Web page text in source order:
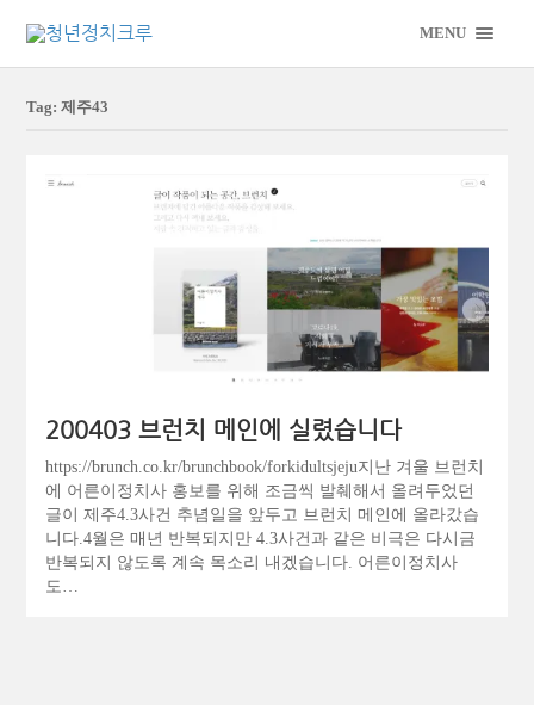
MENU
Tag: 제주43
200403 브런치 메인에 실렸습니다
https://brunch.co.kr/brunchbook/forkidultsjeju지난 겨울 브런치
에 어른이정치사 홍보를 위해 조금씩 발췌해서 올려두었던
글이 제주4.3사건 추념일을 앞두고 브런치 메인에 올라갔습
니다.4월은 매년 반복되지만 4.3사건과 같은 비극은 다시금
반복되지 않도록 계속 목소리 내겠습니다. 어른이정치사
도…